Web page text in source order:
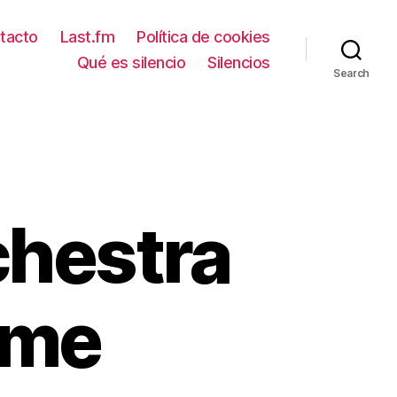
Last.fm
Política de cookies
Qué es silencio
Silencios
Search